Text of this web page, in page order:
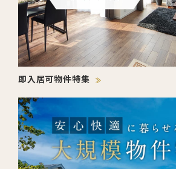
即入居可物件特集